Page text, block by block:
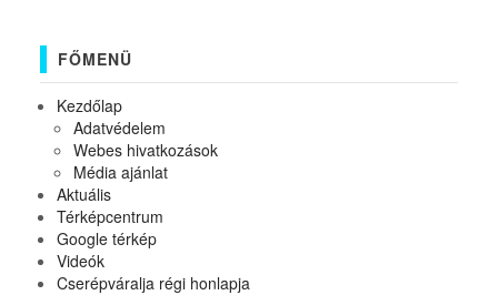
FŐMENÜ
Kezdőlap
Adatvédelem
Webes hivatkozások
Média ajánlat
Aktuális
Térképcentrum
Google térkép
Videók
Cserépváralja régi honlapja